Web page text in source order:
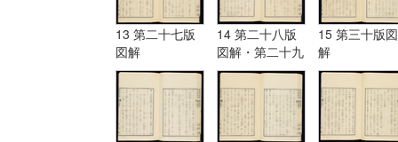
13 第二十七版
図解
14 第二十八版
図解・第二十九
版図解
15 第三十版図
解